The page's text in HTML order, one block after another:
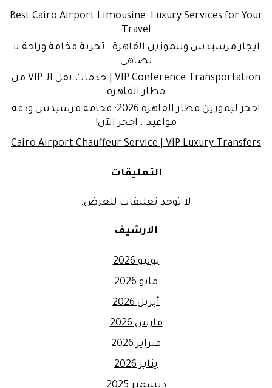
Best Cairo Airport Limousine: Luxury Services for Your
Travel
ايجار مرسيدس وليموزين القاهرة : تجربة فخامة وراحة لا
تضاهى
VIP Conference Transportation | خدمات نقل الـ VIP من
مطار القاهرة
احجز ليموزين مطار القاهرة 2026: فخامة مرسيدس ودقة
مواعيد.. احجز الآن!
Cairo Airport Chauffeur Service | VIP Luxury Transfers
التعليقات
لا توجد تعليقات للعرض.
الأرشيف
يونيو 2026
مايو 2026
أبريل 2026
مارس 2026
فبراير 2026
يناير 2026
ديسمبر 2025